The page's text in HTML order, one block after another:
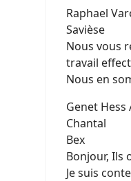
Raphael
Savièse
Nous vous
travail
Nous en
Genet Hess
Chantal
Bex
Bonjour, Ils
Je suis